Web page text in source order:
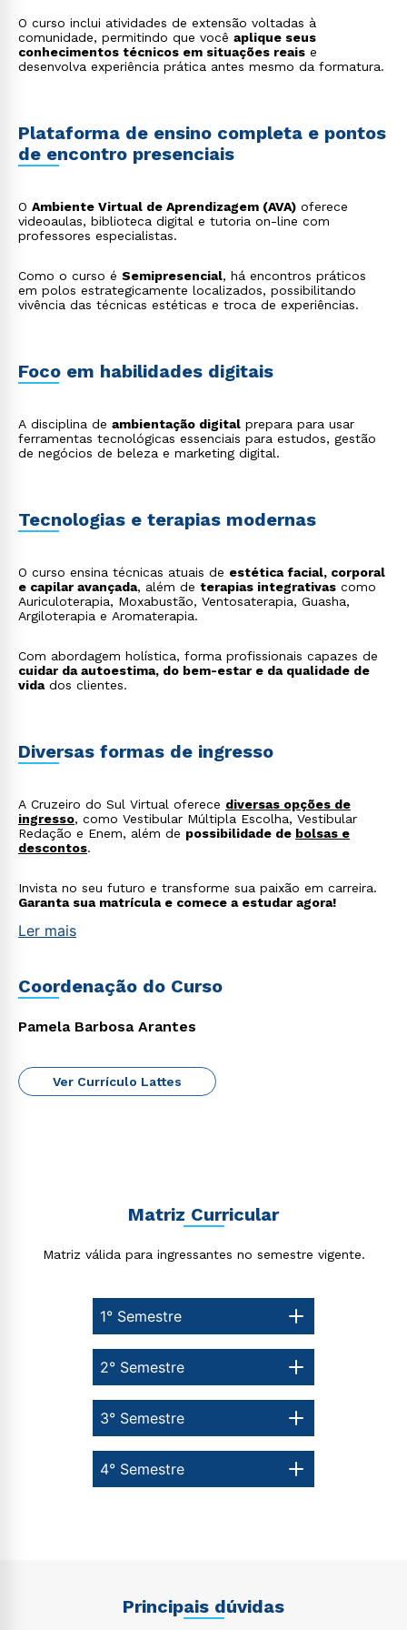
O curso inclui atividades de extensão voltadas à
comunidade, permitindo que você aplique seus
conhecimentos técnicos em situações reais e
desenvolva experiência prática antes mesmo da formatura.
Plataforma de ensino completa e pontos
de encontro presenciais
O Ambiente Virtual de Aprendizagem (AVA) oferece
videoaulas, biblioteca digital e tutoria on-line com
professores especialistas.
Como o curso é Semipresencial, há encontros práticos
em polos estrategicamente localizados, possibilitando
vivência das técnicas estéticas e troca de experiências.
Foco em habilidades digitais
A disciplina de ambientação digital prepara para usar
ferramentas tecnológicas essenciais para estudos, gestão
de negócios de beleza e marketing digital.
Tecnologias e terapias modernas
O curso ensina técnicas atuais de estética facial, corporal
e capilar avançada, além de terapias integrativas como
Auriculoterapia, Moxabustão, Ventosaterapia, Guasha,
Argiloterapia e Aromaterapia.
Com abordagem holística, forma profissionais capazes de
cuidar da autoestima, do bem-estar e da qualidade de
vidados clientes.
Diversas formas de ingresso
A Cruzeiro do Sul Virtual oferece diversas opções de
ingresso, como Vestibular Múltipla Escolha, Vestibular
Redação e Enem, além de possibilidade de bolsas e
descontos.
Invista no seu futuro e transforme sua paixão em carreira.
Garanta sua matrícula e comece a estudar agora!
Ler mais
Coordenação do Curso
Pamela Barbosa Arantes
Ver Currículo Lattes
Matriz Curricular
Matriz válida para ingressantes no semestre vigente.
1° Semestre
4° Semestre
3° Semestre
2° Semestre
Principais dúvidas
Rápido e fácil
ou
envio de conteúdos da Cruzeiro do Sul.